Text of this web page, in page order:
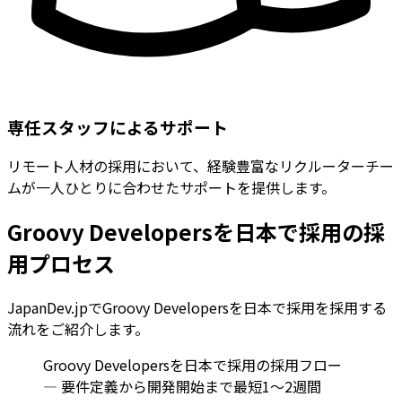
専任スタッフによるサポート
リモート人材の採用において、経験豊富なリクルーターチー
ムが一人ひとりに合わせたサポートを提供します。
Groovy Developersを日本で採用の採
用プロセス
JapanDev.jpでGroovy Developersを日本で採用を採用する
流れをご紹介します。
Groovy Developersを日本で採用の採用フロー
— 要件定義から開発開始まで最短1〜2週間